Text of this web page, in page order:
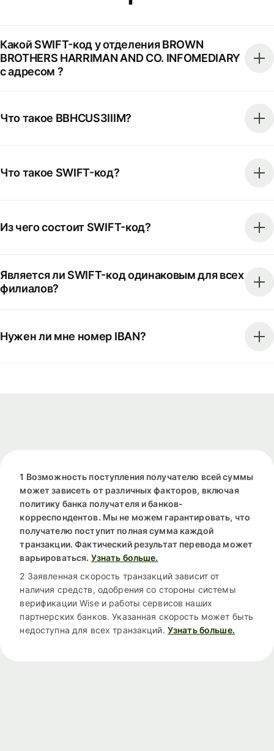
Какой SWIFT-код у отделения BROWN
BROTHERS HARRIMAN AND CO. INFOMEDIARY
с адресом ?
Что такое BBHCUS3IIIM?
Что такое SWIFT-код?
Из чего состоит SWIFT-код?
Является ли SWIFT-код одинаковым для всех
филиалов?
Нужен ли мне номер IBAN?
1 Возможность поступления получателю всей суммы
может зависеть от различных факторов, включая
политику банка получателя и банков-
корреспондентов. Мы не можем гарантировать, что
получателю поступит полная сумма каждой
транзакции. Фактический результат перевода может
варьироваться. Узнать больше.
2 Заявленная скорость транзакций зависит от
наличия средств, одобрения со стороны системы
верификации Wise и работы сервисов наших
партнерских банков. Указанная скорость может быть
недоступна для всех транзакций. Узнать больше.